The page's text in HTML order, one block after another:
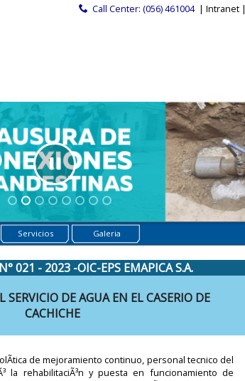
Call Center: (056) 461004 | Intranet |
Servicios Galeria
021 - 2023 -OIC-EPS EMAPICA S.A.
SERVICIO DE AGUA EN EL CASERIO DE
CACHICHE
de mejoramiento continuo, personal tecnico del
la rehabilitaciÃ³n y puesta en funcionamiento de